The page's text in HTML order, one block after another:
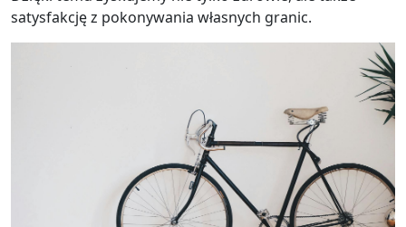
satysfakcję z pokonywania własnych granic.